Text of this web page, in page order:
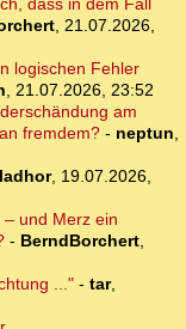
dass in dem Fall
, 21.07.2026,
logischen Fehler
, 21.07.2026, 23:52
am
fremdem? - neptun,
, 19.07.2026,
und Merz ein
- BerndBorchert,
..."- tar,